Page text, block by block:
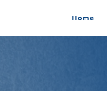
Home